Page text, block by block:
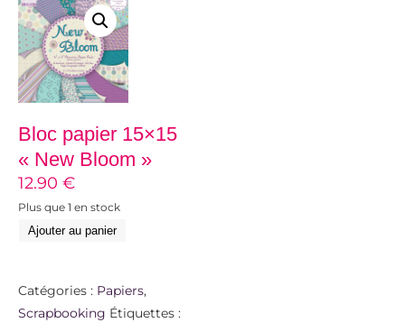
Bloc papier 15×15
« New Bloom »
12.90 €
Plus que 1 en stock
Ajouter au panier
Catégories : Papiers,
Scrapbooking Étiquettes :